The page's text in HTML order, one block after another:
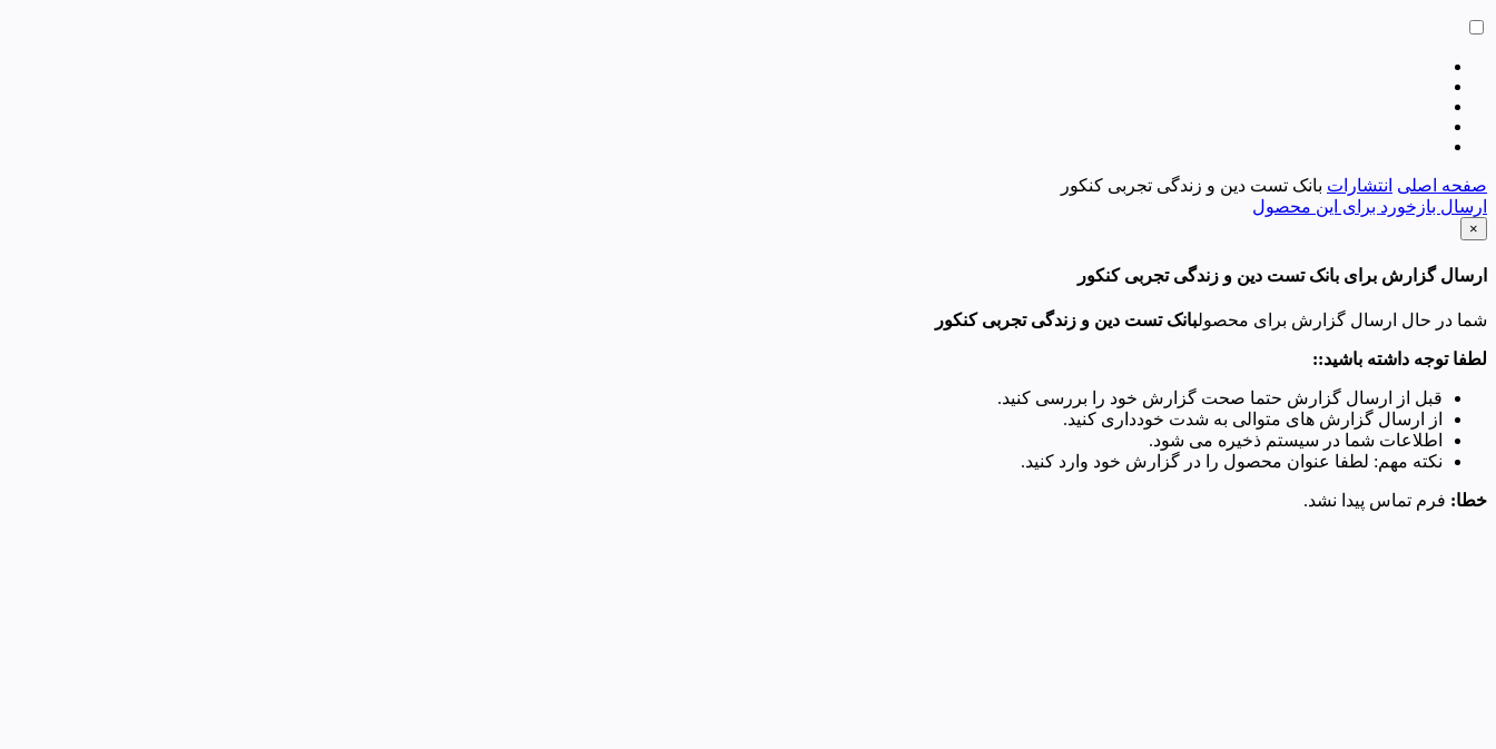
صفحه اصلی انتشارات بانک تست دین و زندگی تجربی کنکور
ارسال بازخورد برای این محصول
×
ارسال گزارش برای بانک تست دین و زندگی تجربی کنکور
شما در حال ارسال گزارش برای محصولبانک تست دین و زندگی تجربی کنکور
لطفا توجه داشته باشید::
قبل از ارسال گزارش حتما صحت گزارش خود را بررسی کنید.
از ارسال گزارش های متوالی به شدت خودداری کنید.
اطلاعات شما در سیستم ذخیره می شود.
نکته مهم: لطفا عنوان محصول را در گزارش خود وارد کنید.
خطا: فرم تماس پیدا نشد.